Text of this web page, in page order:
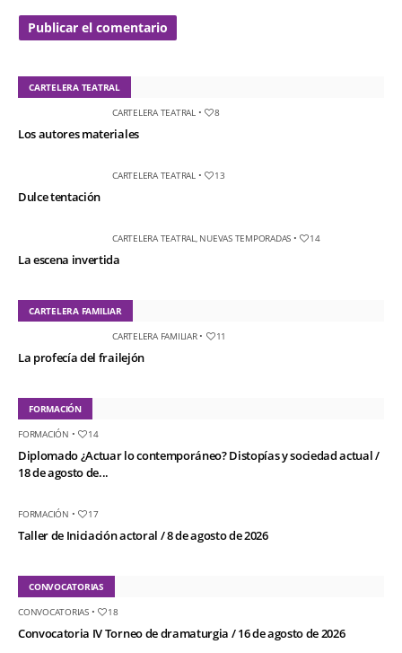
CARTELERA TEATRAL
CARTELERA TEATRAL • 8
Los autores materiales
CARTELERA TEATRAL • 13
Dulce tentación
CARTELERA TEATRAL NUEVAS TEMPORADAS • 14
La escena invertida
CARTELERA FAMILIAR
CARTELERA FAMILIAR• 11
La profecía del frailejón
FORMACIÓN
FORMACIÓN • 14
Diplomado ¿Actuar lo contemporáneo? Distopías y sociedad actual /
18 de agosto de...
FORMACIÓN • 17
Taller de Iniciación actoral / 8 de agosto de 2026
CONVOCATORIAS
CONVOCATORIAS• 18
Convocatoria IV Torneo de dramaturgia / 16 de agosto de 2026